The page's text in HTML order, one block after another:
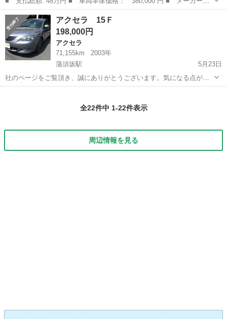
名： マツダ ■ 車種名： アクセラスポーツ ■ グレード名：
１．５Ｓスタイル １６ｉｎｃｈ ＥＴＣ 純正ナビ ワンセグ Ｍ
Ｔモード ■ 排気...
埼玉 飯能市 アクセラ
アクセラ 15Ｆ
198,000円
アクセラ
71,155km
2003年
蒲須坂駅
5月23日
社のページをご覧頂き、誠にありがとうございます。気になる点がご
ざいましたら、ご相談下さい。どんなご質問でも結構です。スタッフ
全22件中 1-22件表示
周辺情報を見る